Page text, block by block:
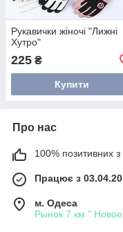
Рукавички жіночі "Лижні
Хутро"
225 ₴
Купити
Про нас
100% позитивних з
Працює з
м. Одеса
Рынок 7 км "